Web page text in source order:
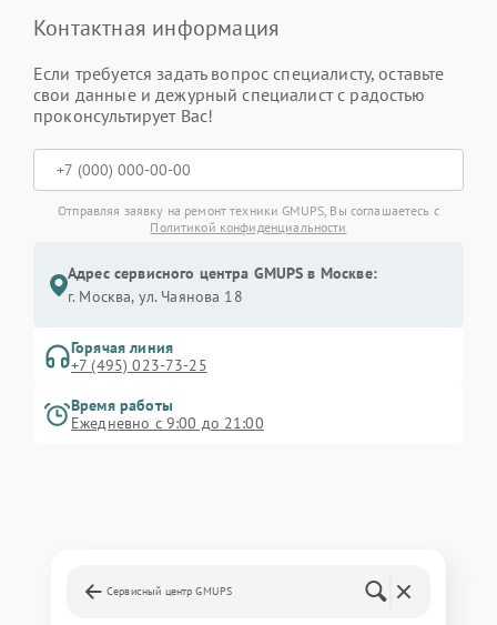
Контактная информация
Если требуется задать вопрос специалисту, оставьте
свои данные и дежурный специалист с радостью
проконсультирует Вас!
Отправляя заявку на ремонт техники GMUPS, Вы соглашаетесь с
Политикой конфиденциальности
Адрес сервисного центра GMUPS в Москве:
г. Москва, ул. Чаянова 18
Горячая линия
+7 (495) 023-73-25
Время работы
Ежедневно с 9:00 до 21:00
Сервисный центр GMUPS